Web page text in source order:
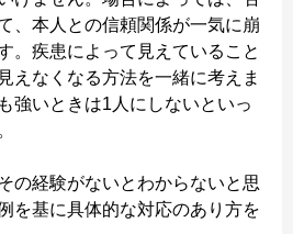
、本人との信頼関係が一気に崩
。疾患によって見えていること
えなくなる方法を一緒に考えま
強いときは1人にしないといっ
の経験がないとわからないと思
を基に具体的な対応のあり方を